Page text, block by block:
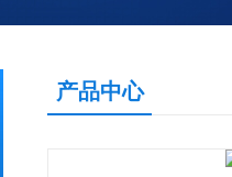
产品中心